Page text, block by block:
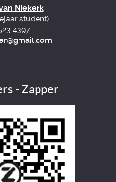
Niekerk
student)
4397
- Zapper